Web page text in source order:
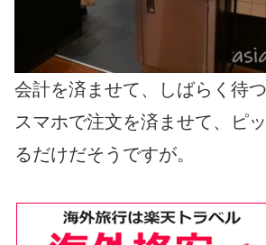
会計を済ませて、しばらく待
スマホで注文を済ませて、ピ
るだけだそうですが。